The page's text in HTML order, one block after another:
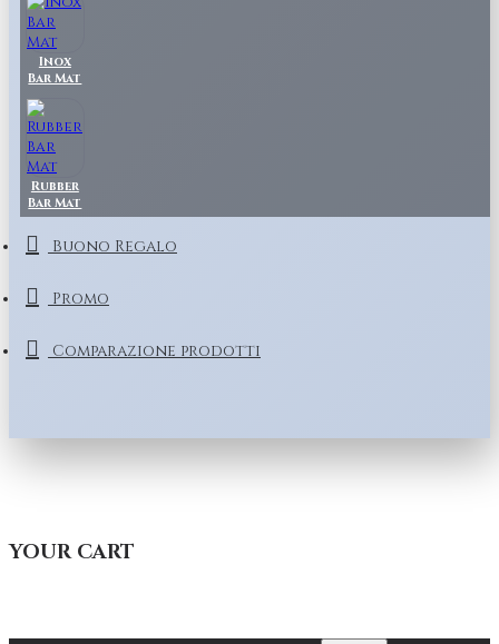
Inox
Bar Mat
Rubber
Bar Mat
Buono Regalo
Promo
Comparazione prodotti
YOUR CART